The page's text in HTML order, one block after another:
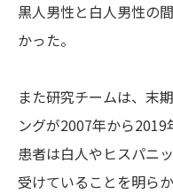
黒人男性と白人男性の
かった。
また研究チームは、末
ングが2007年から
患者は白人やヒスパニ
受けていることを明らか